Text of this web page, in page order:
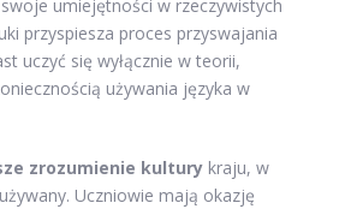
umiejętności w rzeczywistych
przyspiesza proces przyswajania
uczyć się wyłącznie w teorii,
używania języka w
zrozumienie kultury kraju, w
Uczniowie mają okazję